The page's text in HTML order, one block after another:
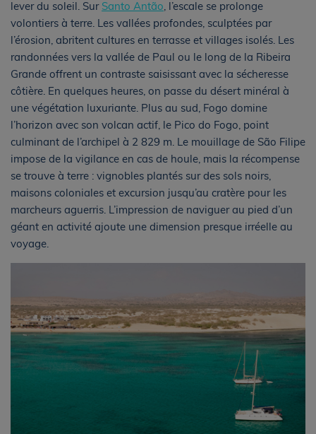
lever du soleil. Sur Santo Antão, l’escale se prolonge
volontiers à terre. Les vallées profondes, sculptées par
l’érosion, abritent cultures en terrasse et villages isolés. Les
randonnées vers la vallée de Paul ou le long de la Ribeira
Grande offrent un contraste saisissant avec la sécheresse
côtière. En quelques heures, on passe du désert minéral à
une végétation luxuriante. Plus au sud, Fogo domine
l’horizon avec son volcan actif, le Pico do Fogo, point
culminant de l’archipel à 2 829 m. Le mouillage de São Filipe
impose de la vigilance en cas de houle, mais la récompense
se trouve à terre : vignobles plantés sur des sols noirs,
maisons coloniales et excursion jusqu’au cratère pour les
marcheurs aguerris. L’impression de naviguer au pied d’un
géant en activité ajoute une dimension presque irréelle au
voyage.